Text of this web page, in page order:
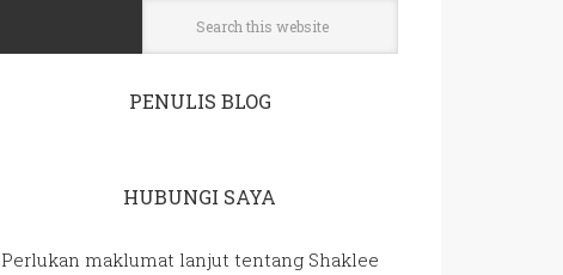
PENULIS BLOG
HUBUNGI SAYA
Perlukan maklumat lanjut tentang Shaklee